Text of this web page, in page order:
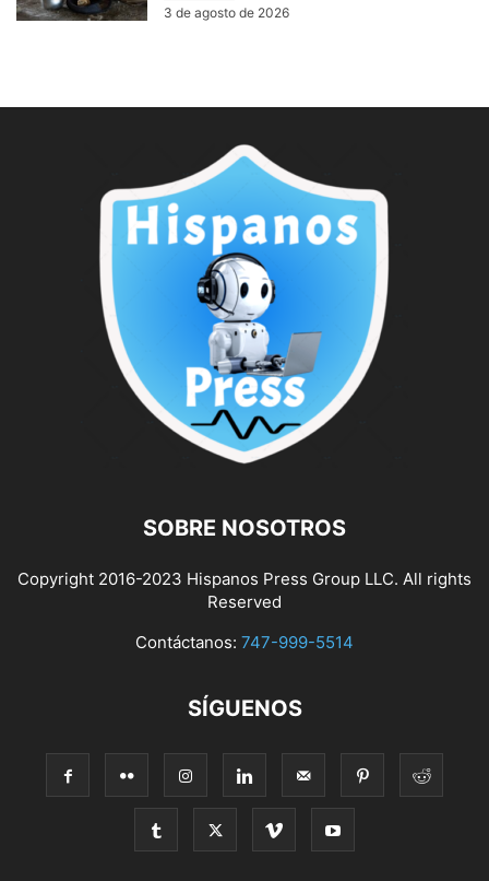
3 de agosto de 2026
SOBRE NOSOTROS
Copyright 2016-2023 Hispanos Press Group LLC. All rights
Reserved
Contáctanos: 747-999-5514
SÍGUENOS